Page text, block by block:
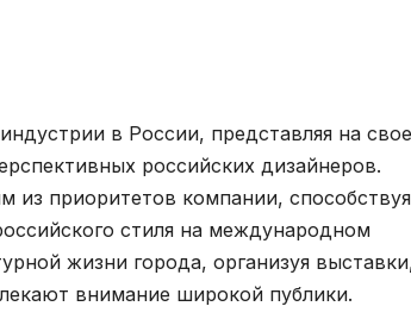
в России, представляя на
российских дизайнеров.
из приоритетов компании, способствуя
стиля на международном
жизни города, организуя
внимание широкой публики.